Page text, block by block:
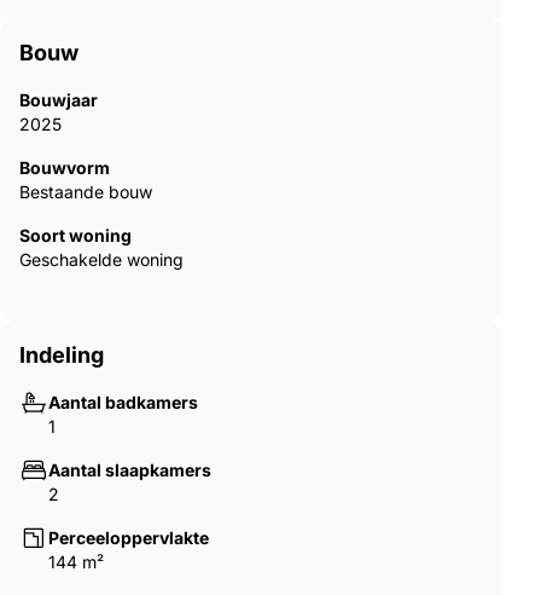
Bouw
Bouwjaar
2025
Bouwvorm
Bestaande bouw
Soort woning
Geschakelde woning
Indeling
Aantal badkamers
1
Aantal slaapkamers
2
Perceeloppervlakte
144 m²